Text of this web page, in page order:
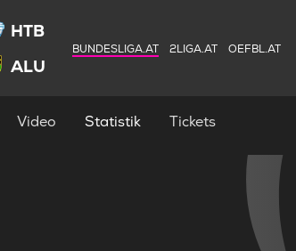
HTB
ALU
BUNDESLIGA.AT 2LIGA.AT OEFBL.AT
Video Statistik Tickets